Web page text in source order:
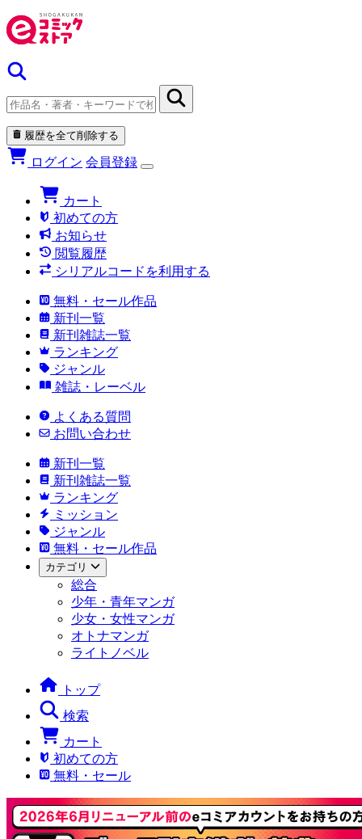
履歴を全て削除する
ログイン 会員登録
カート
初めての方
お知らせ
閲覧履歴
シリアルコードを利用する
無料・セール作品
新刊一覧
新刊雑誌一覧
ランキング
ジャンル
雑誌・レーベル
よくある質問
お問い合わせ
新刊一覧
新刊雑誌一覧
ランキング
ミッション
ジャンル
無料・セール作品
カテゴリ
総合
少年・青年マンガ
少女・女性マンガ
オトナマンガ
ライトノベル
トップ
検索
カート
初めての方
無料・セール